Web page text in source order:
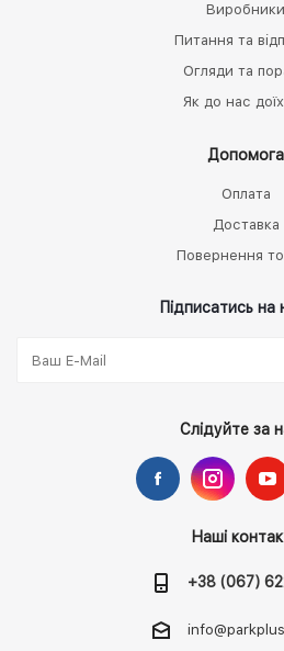
Виробники
Питання та
Огляди та
Як до нас
Допомога
Оплата
Доставка
Повернення
Підписатись на
Слідуйте за
Наші
+38 (067)